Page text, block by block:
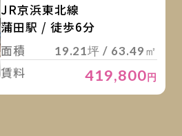
JR京浜東北線
蒲田駅 / 徒歩6分
面積
19.21坪 / 63.49㎡
賃料 419,800円